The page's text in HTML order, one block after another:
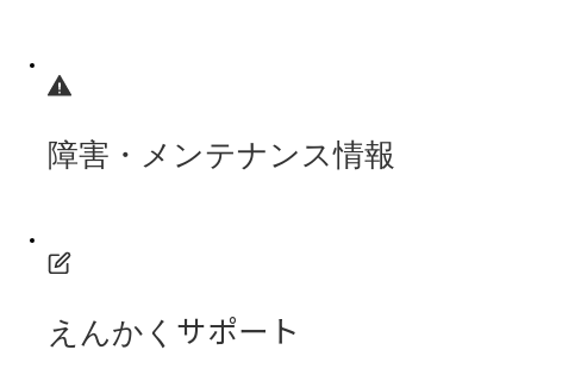
障害・メンテナンス情報
えんかくサポート